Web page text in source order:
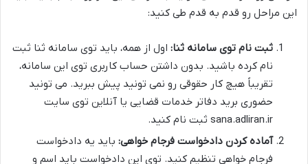
این مراحل رو قدم به قدم طی کنید:
ثبت نام توی سامانه ثنا: اول از همه، باید توی سامانه ثنا ثبت
نام کرده باشید. بدون داشتن حساب کاربری توی این سامانه،
تقریباً هیچ کار حقوقی رو نمی تونید پیش ببرید. می تونید
حضوری برید دفاتر خدمات قضایی یا آنلاین توی سایت
sana.adliran.ir ثبت نام کنید.
آماده کردن دادخواست فرجام خواهی: باید یه دادخواست
فرجام خواهی تنظیم کنید. توی این دادخواست باید اسم و